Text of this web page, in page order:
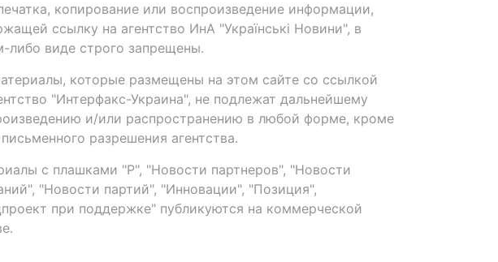
копирование или воспроизведение информации,
ссылку на агентство ИнА "Українські Новини", в
либо виде строго запрещены.
которые размещены на этом сайте со ссылкой
"Интерфакс-Украина", не подлежат дальнейшему
и/или распространению в любой форме, кроме
разрешения агентства.
с плашками "Р", "Новости партнеров", "Новости
"Новости партий", "Инновации", "Позиция",
при поддержке" публикуются на коммерческой